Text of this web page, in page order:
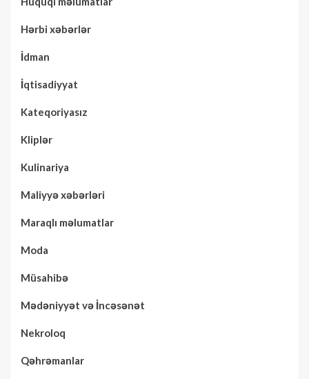
Hərbi xəbərlər
İdman
İqtisadiyyat
Kateqoriyasız
Kliplər
Kulinariya
Maliyyə xəbərləri
Maraqlı məlumatlar
Moda
Müsahibə
Mədəniyyət və İncəsənət
Nekroloq
Qəhrəmanlar